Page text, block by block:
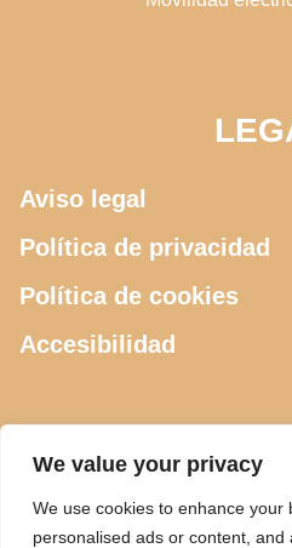
We value your privacy
We use cookies to enhance your
personalised ads or content, and
Aviso legal
Política de privacidad
Política de cookies
Accesibilidad
615 505 289